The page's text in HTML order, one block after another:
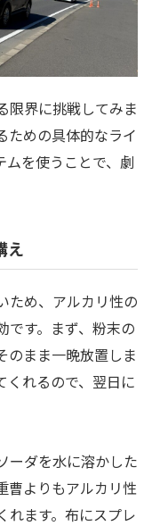
限界に挑戦してみま
ための具体的なライ
ムを使うことで、劇
え
ため、アルカリ性の
です。まず、粉末の
のまま一晩放置しま
くれるので、翌日に
ーダを水に溶かした
曹よりもアルカリ性
れます。布にスプレ